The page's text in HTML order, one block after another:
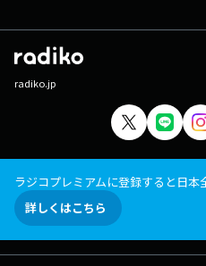
radiko.jp
ラジコプレミアムに登録すると日
詳しくはこちら